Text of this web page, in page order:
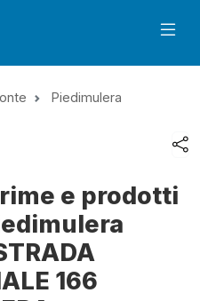
Piedimulera
e prodotti
166